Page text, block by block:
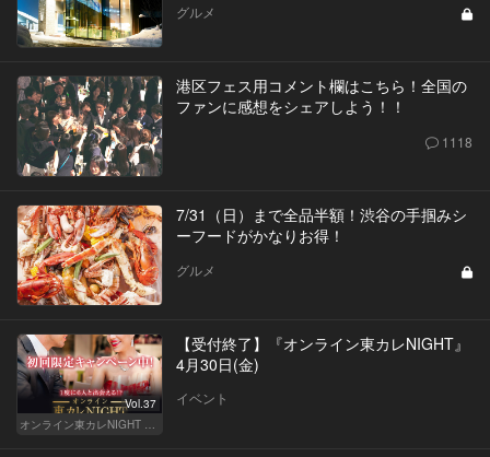
グルメ
港区フェス用コメント欄はこちら！全国の
ファンに感想をシェアしよう！！
1118
7/31（日）まで全品半額！渋谷の手掴みシ
ーフードがかなりお得！
グルメ
Vol.37
オンライン東カレNIGHT イベント募集
【受付終了】『オンライン東カレNIGHT』
4月30日(金)
イベント